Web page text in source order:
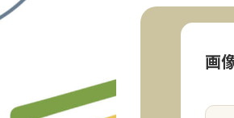
画